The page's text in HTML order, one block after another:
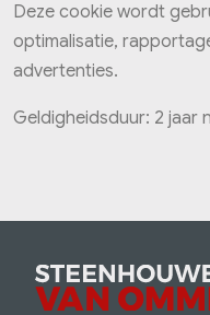
Deze cookie wordt
optimalisatie,
advertenties.
Geldigheidsduur: 2 jaar